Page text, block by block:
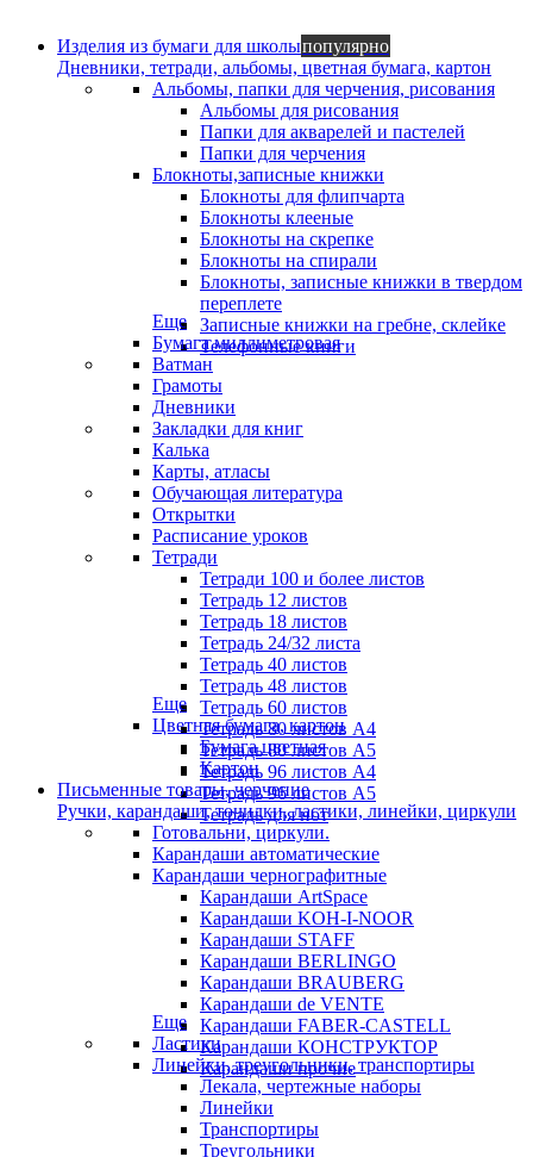
Изделия из бумаги для школыпопулярно
Дневники, тетради, альбомы, цветная бумага, картон
Альбомы, папки для черчения, рисования
Альбомы для рисования
Папки для акварелей и пастелей
Папки для черчения
Блокноты,записные книжки
Блокноты для флипчарта
Блокноты клееные
Блокноты на скрепке
Блокноты на спирали
Блокноты, записные книжки в твердом
переплете
Записные книжки на гребне, склейке
Телефонные книги
Еще
Бумага миллиметровая
Ватман
Грамоты
Дневники
Закладки для книг
Калька
Карты, атласы
Обучающая литература
Открытки
Расписание уроков
Тетради
Тетради 100 и более листов
Тетрадь 12 листов
Тетрадь 18 листов
Тетрадь 24/32 листа
Тетрадь 40 листов
Тетрадь 48 листов
Тетрадь 60 листов
Тетрадь 80 листов А4
Тетрадь 80 листов А5
Тетрадь 96 листов А4
Тетрадь 96 листов А5
Тетрадь для нот
Еще
Цветная бумага, картон
Бумага цветная
Картон
Письменные товары, черчение
Ручки, карандаши, точилки, ластики, линейки, циркули
Готовальни, циркули.
Карандаши автоматические
Карандаши чернографитные
Карандаши ArtSpace
Карандаши KOH-I-NOOR
Карандаши STAFF
Карандаши BERLINGO
Карандаши BRAUBERG
Карандаши de VENTE
Карандаши FABER-CASTELL
Карандаши КОНСТРУКТОР
Карандаши прочие
Еще
Ластики
Линейки, треугольники, транспортиры
Лекала, чертежные наборы
Линейки
Транспортиры
Треугольники